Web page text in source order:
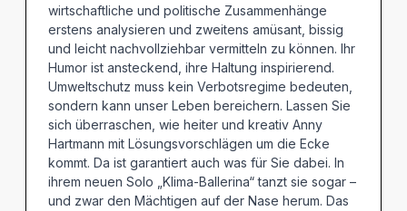
wirtschaftliche und politische Zusammenhänge
erstens analysieren und zweitens amüsant, bissig
und leicht nachvollziehbar vermitteln zu können. Ihr
Humor ist ansteckend, ihre Haltung inspirierend.
Umweltschutz muss kein Verbotsregime bedeuten,
sondern kann unser Leben bereichern. Lassen Sie
sich überraschen, wie heiter und kreativ Anny
Hartmann mit Lösungsvorschlägen um die Ecke
kommt. Da ist garantiert auch was für Sie dabei. In
ihrem neuen Solo „Klima-Ballerina“ tanzt sie sogar –
und zwar den Mächtigen auf der Nase herum. Das